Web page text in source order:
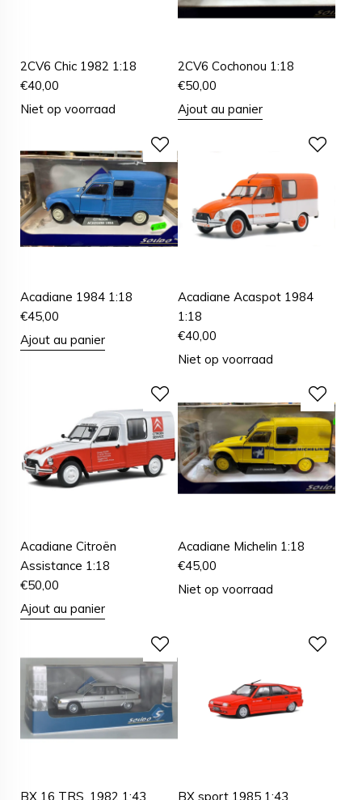
2CV6 Chic 1982 1:18
€40,00
Niet op voorraad
2CV6 Cochonou 1:18
€50,00
Ajout au panier
Acadiane 1984 1:18
€45,00
Ajout au panier
Acadiane Acaspot 1984
1:18
€40,00
Niet op voorraad
Acadiane Citroën
Assistance 1:18
€50,00
Ajout au panier
Acadiane Michelin 1:18
€45,00
Niet op voorraad
BX 16 TRS, 1982 1:43 BX sport 1985 1:43